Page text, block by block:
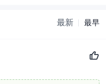
最新 最早